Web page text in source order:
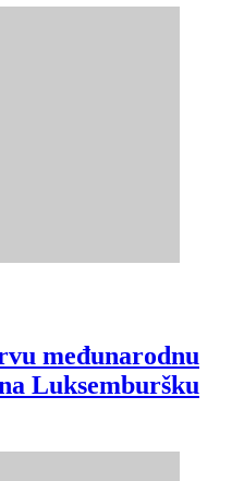
međunarodnu
Luksemburšku